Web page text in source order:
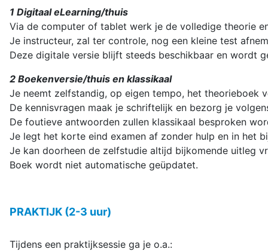
1 Digitaal eLearning/thuis
Via de computer of tablet werk je de volledige theorie
Je instructeur, zal ter controle, nog een kleine test
Deze digitale versie blijft steeds beschikbaar en wordt
2 Boekenversie/thuis en klassikaal
Je neemt zelfstandig, op eigen tempo, het theorieboek
De kennisvragen maak je schriftelijk en bezorg je
De foutieve antwoorden zullen klassikaal besproken
Je legt het korte eind examen af zonder hulp en in het
Je kan doorheen de zelfstudie altijd bijkomende uitleg
Boek wordt niet automatische geüpdatet.
PRAKTIJK (2-3 uur)
Tijdens een praktijksessie ga je o.a.: